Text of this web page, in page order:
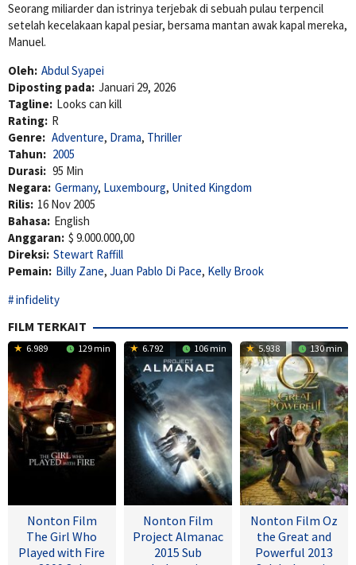
Seorang miliarder dan istrinya terjebak di sebuah pulau terpencil
setelah kecelakaan kapal pesiar, bersama mantan awak kapal mereka,
Manuel.
Oleh: Abdul Syapei
Diposting pada: Januari 29, 2026
Tagline: Looks can kill
Rating: R
Genre: Adventure, Drama, Thriller
Tahun: 2005
Durasi: 95 Min
Negara: Germany, Luxembourg, United Kingdom
Rilis: 16 Nov 2005
Bahasa: English
Anggaran: $ 9.000.000,00
Direksi: Stewart Raffill
Pemain: Billy Zane, Juan Pablo Di Pace, Kelly Brook
infidelity
FILM TERKAIT
6.989 129 min
Nonton Film
The Girl Who
Played with Fire
6.792 106 min
Nonton Film
Project Almanac
2015 Sub
5.938 130 min
Nonton Film Oz
the Great and
Powerful 2013